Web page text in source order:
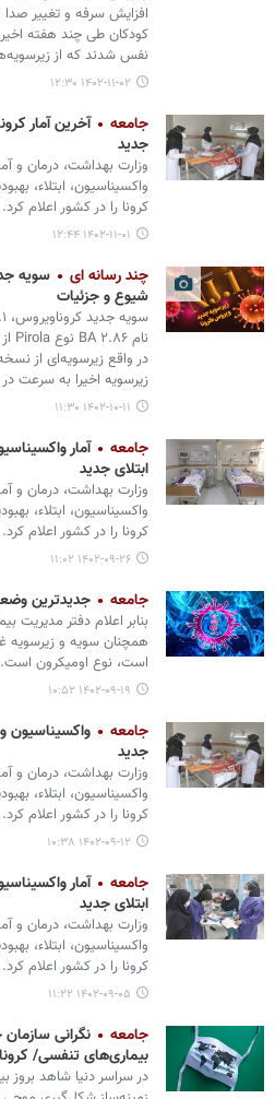
افزایش سرفه و تغییر
کودکان طی چند هفته
نفس شدند که از
۱۴۰۲-۱۱-۰۲ ۱۲:۳۰
جامعه
جدید
وزارت بهداشت، درمان و
واکسیناسیون، ابتلاء،
کرونا را در کشور اعلام کرد.
۱۴۰۲-۱۱-۰۱ ۱۲:۴۴
چند رسانه ای
سویه
شیوع و جزئیات
در واقع زیرسویه‌ای از
زیرسویه اخیرا به سرعت
۱۴۰۲-۱۰-۱۱ ۱۱:۳۰
جامعه
ابتلای جدید
وزارت بهداشت، درمان و
واکسیناسیون، ابتلاء،
کرونا را در کشور اعلام کرد.
۱۴۰۲-۰۹-۲۶ ۱۱:۰۲
جامعه جدیدترین
بنابر اعلام دفتر مدیریت
همچنان سویه و زیرسویه
است، نوع اومیکرون است.
۱۴۰۲-۰۹-۱۹ ۱۰:۵۲
جامعه
جدید
وزارت بهداشت، درمان و
واکسیناسیون، ابتلاء،
کرونا را در کشور اعلام کرد.
۱۴۰۲-۰۹-۱۲ ۱۰:۳۸
جامعه
ابتلای جدید
وزارت بهداشت، درمان و
واکسیناسیون، ابتلاء،
کرونا را در کشور اعلام کرد.
۱۴۰۲-۰۹-۰۵ ۱۱:۲۲
جامعه
نگرانی
بیماری‌های تنفسی/
در سراسر دنیا شاهد